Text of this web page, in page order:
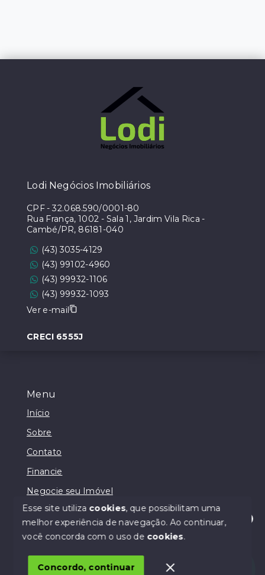
Olá! Estamos disponíveis para te ajudar.
Menu
Início
Sobre
Contato
Financie
Negocie seu Imóvel
© Copyright 2026 - Lodi Negócios Imobiliários - Todos
SITE PARA IMOBILIARIA
Lodi Negócios Imobiliários
CPF-32.068.590/0001-80
Rua França, 1002 - Sala 1, Jardim Vila Rica -
Cambé/PR, 86181-040
(43) 3035-4129
(43) 99102-4960
(43) 99932-1106
(43) 99932-1093
Ver e-mail
CRECI 6555J
Esse site utiliza cookies, que possibilitam uma
melhor experiência de navegação.Ao continuar,
você concorda com o uso de cookies.
Concordo, continuar